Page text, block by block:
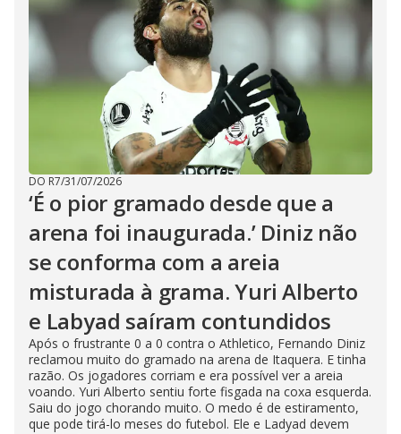
DO R7/31/07/2026
‘É o pior gramado desde que a
arena foi inaugurada.’ Diniz não
se conforma com a areia
misturada à grama. Yuri Alberto
e Labyad saíram contundidos
Após o frustrante 0 a 0 contra o Athletico, Fernando Diniz
reclamou muito do gramado na arena de Itaquera. E tinha
razão. Os jogadores corriam e era possível ver a areia
voando. Yuri Alberto sentiu forte fisgada na coxa esquerda.
Saiu do jogo chorando muito. O medo é de estiramento,
que pode tirá-lo meses do futebol. Ele e Ladyad devem